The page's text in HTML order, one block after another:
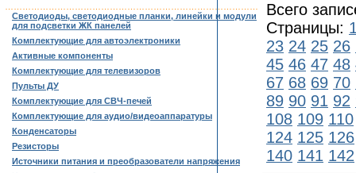
Светодиоды, светодиодные планки, линейки и модули
для подсветки ЖК панелей
Комплектующие для автоэлектроники
Активные компоненты
Комплектующие для телевизоров
Пульты ДУ
Комплектующие для СВЧ-печей
Комплектующие для аудио/видеоаппаратуры
Конденсаторы
Резисторы
Источники питания и преобразователи напряжения
Всего
Страницы:
23 24 25 26
45 46 47 48
67 68 69 70
89 90 91 92
108 109 110
124 125 126
140 141 142